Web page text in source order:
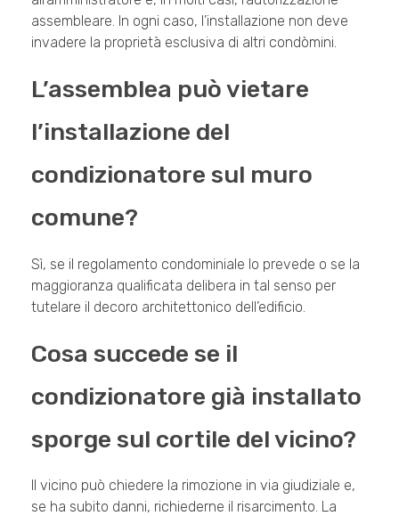
assembleare. In ogni caso, l’installazione non deve
invadere la proprietà esclusiva di altri condòmini.
L’assemblea può vietare
l’installazione del
condizionatore sul muro
comune?
Sì, se il regolamento condominiale lo prevede o se la
maggioranza qualificata delibera in tal senso per
tutelare il decoro architettonico dell’edificio.
Cosa succede se il
condizionatore già installato
sporge sul cortile del vicino?
Il vicino può chiedere la rimozione in via giudiziale e,
se ha subito danni, richiederne il risarcimento. La